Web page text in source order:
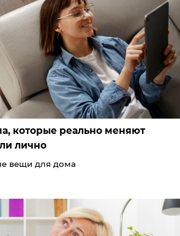
которые реально меняют
лично
вещи для дома